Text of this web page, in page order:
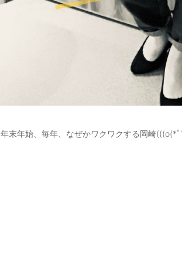
年末年始、毎年、なぜかワクワクする岡崎